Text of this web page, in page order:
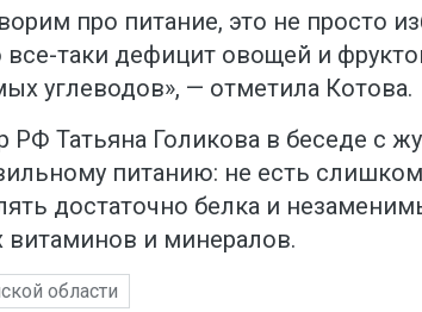
про питание, это не просто
все-таки дефицит овощей и
углеводов», — отметила Котова.
РФ Татьяна Голикова в беседе с
питанию: не есть
достаточно белка и
и минералов.
области